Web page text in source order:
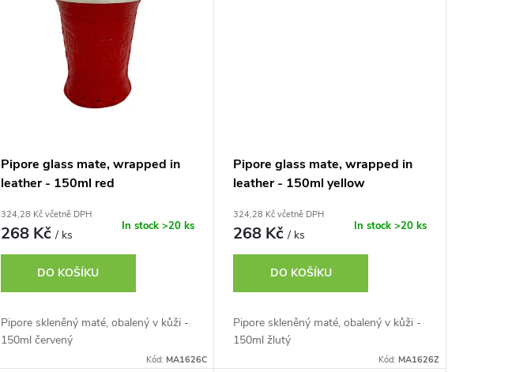
Pipore glass mate, wrapped in
leather - 150ml red
324,28 Kč včetně DPH
268 Kč/ ks
In stock >20 ks
DO KOŠÍKU
Pipore skleněný maté, obalený v kůži -
150ml červený
Kód: MA1626C
Pipore glass mate, wrapped in
leather - 150ml yellow
324,28 Kč včetně DPH
268 Kč/ ks
In stock >20 ks
DO KOŠÍKU
Pipore skleněný maté, obalený v kůži -
150ml žlutý
Kód: MA1626Z